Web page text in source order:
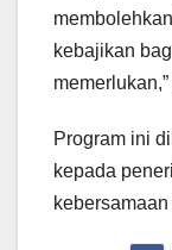
kebajikan
Program ini
kepada